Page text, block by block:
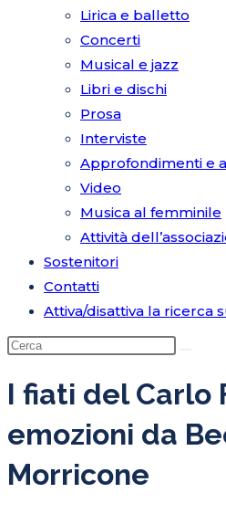
Lirica e balletto
Concerti
Musical e jazz
Libri e dischi
Prosa
Interviste
Approfondimenti e
Video
Musica al femminile
Attività
Sostenitori
Contatti
Attiva/disattiva la ricerca
I fiati del Carlo
emozioni da
Morricone